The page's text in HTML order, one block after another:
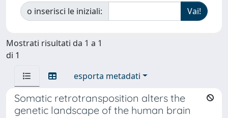
o inserisci le iniziali:
Mostrati risultati da 1 a 1
di 1
esporta metadati
Somatic retrotransposition alters the
genetic landscape of the human brain